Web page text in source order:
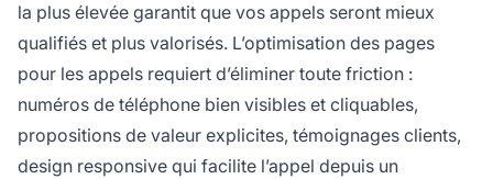
la plus élevée garantit que vos appels seront mieux
qualifiés et plus valorisés. L’optimisation des pages
pour les appels requiert d’éliminer toute friction :
numéros de téléphone bien visibles et cliquables,
propositions de valeur explicites, témoignages clients,
design responsive qui facilite l’appel depuis un